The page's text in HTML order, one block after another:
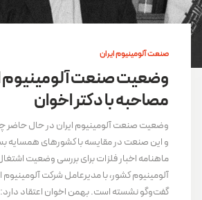
صنعت آلومینیوم ایران
وضعیت صنعت آلومینیوم
مصاحبه با دکتر اخوان
وضعیت صنعت آلومینیوم ایران در حال حاضر
و این صنعت در مقایسه با کشورهای همسایه
ماهنامه اخبار فلزات برای بررسی وضعیت
آلومینیوم کشور، با مدیرعامل شرکت آلومینیوم
گفت‌وگو نشسته است. بهمن اخوان اعتقاد